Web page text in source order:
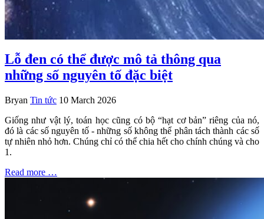
Lỗ đen có thể được mô tả thông qua
những số nguyên tố đặc biệt
Bryan Tin tức 10 March 2026
Giống như vật lý, toán học cũng có bộ “hạt cơ bản” riêng của nó,
đó là các số nguyên tố - những số không thể phân tách thành các số
tự nhiên nhỏ hơn. Chúng chỉ có thể chia hết cho chính chúng và cho
1.
Read more …